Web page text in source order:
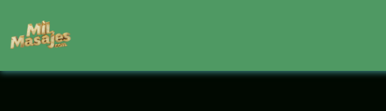
contenido